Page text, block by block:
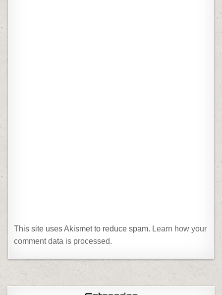
This site uses Akismet to reduce spam. Learn how your
comment data is processed.